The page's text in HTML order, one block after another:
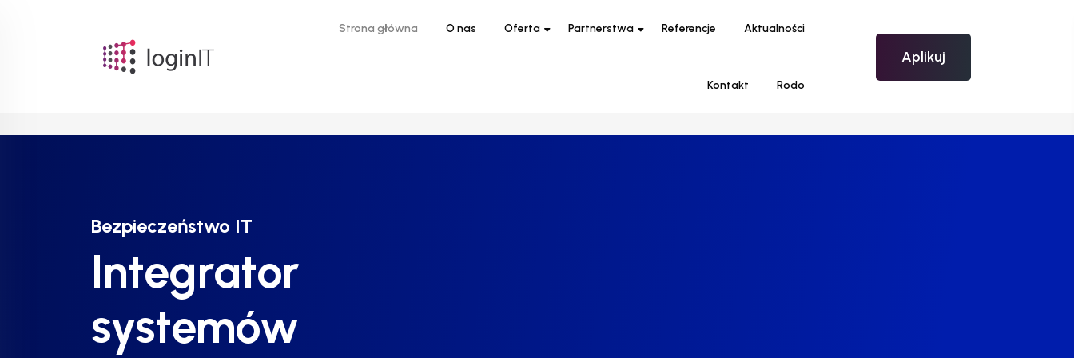
Strona główna O nas Oferta Partnerstwa Referencje Aktualności
Kontakt Rodo
Aplikuj
Bezpieczeństwo IT
Integrator
systemów
Bezpieczeństwo IT
Integrator
systemów
Bezpieczeństwo IT
Integrator
systemów